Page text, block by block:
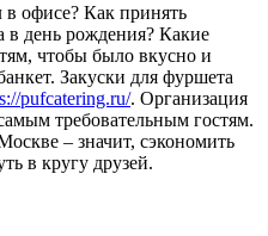
офисе? Как принять
день рождения? Какие
чтобы было вкусно и
Закуски для фуршета
pufcatering.ru/. Организация
требовательным гостям.
– значит, сэкономить
в кругу друзей.